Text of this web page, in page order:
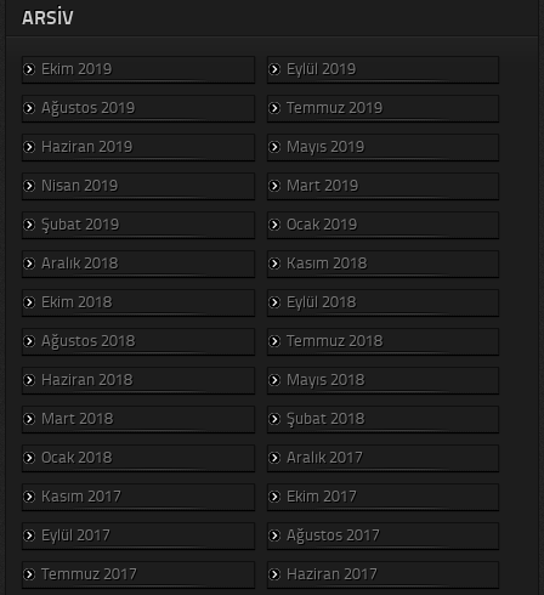
ARSIV
Ekim 2019
Eylül 2019
Ağustos 2019
Temmuz 2019
Haziran 2019
Mayıs 2019
Nisan 2019
Mart 2019
Şubat 2019
Ocak 2019
Aralık 2018
Kasım 2018
Ekim 2018
Eylül 2018
Ağustos 2018
Temmuz 2018
Haziran 2018
Mayıs 2018
Mart 2018
Şubat 2018
Ocak 2018
Aralık 2017
Kasım 2017
Ekim 2017
Eylül 2017
Ağustos 2017
Temmuz 2017
Haziran 2017